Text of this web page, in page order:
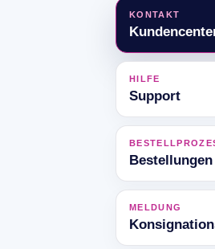
KONTAKT
HILFE
Support
Bestellungen
MELDUNG